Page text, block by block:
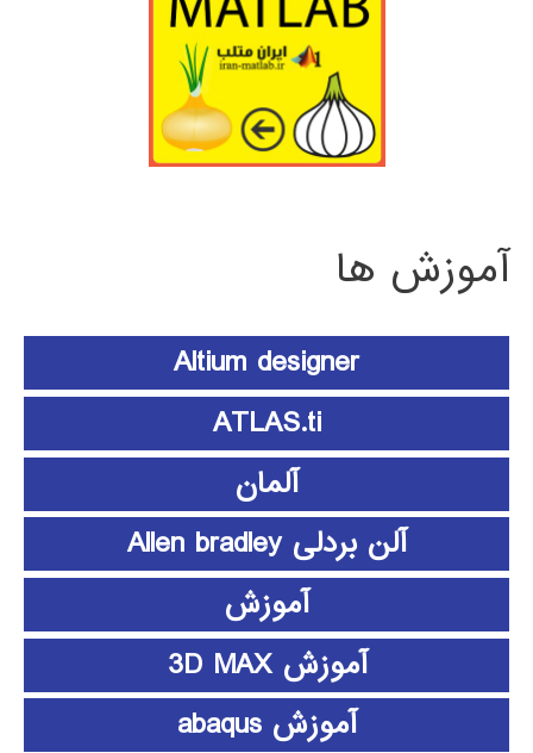
آموزش ها
Altium designer
ATLAS.ti
آلمان
آلن بردلی Allen bradley
آموزش
آموزش 3D MAX
آموزش abaqus